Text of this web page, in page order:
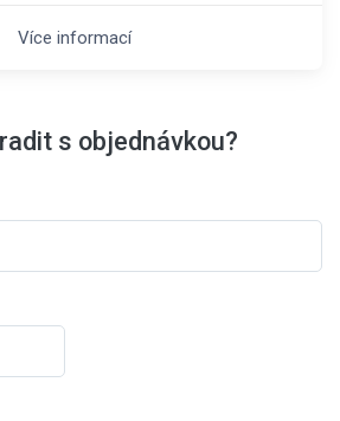
Více informací
s objednávkou?